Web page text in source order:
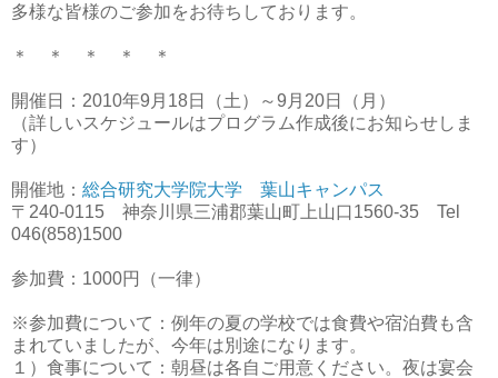
多様な皆様のご参加をお待ちしております。
＊ ＊ ＊ ＊ ＊
開催日：2010年9月18日（土）～9月20日（月）
（詳しいスケジュールはプログラム作成後にお知らせしま
す）
開催地： 総合研究大学院大学 葉山キャンパス
〒240-0115 神奈川県三浦郡葉山町上山口1560-35 Tel
046(858)1500
参加費：1000円（一律）
※参加費について：例年の夏の学校では食費や宿泊費も含
まれていましたが、今年は別途になります。
１）食事について：朝昼は各自ご用意ください。夜は宴会